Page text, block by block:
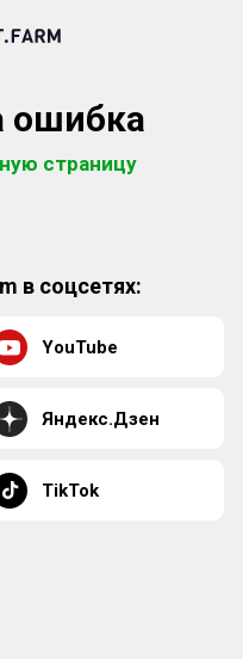
ошибка
страницу
в соцсетях:
YouTube
Яндекс.Дзен
TikTok